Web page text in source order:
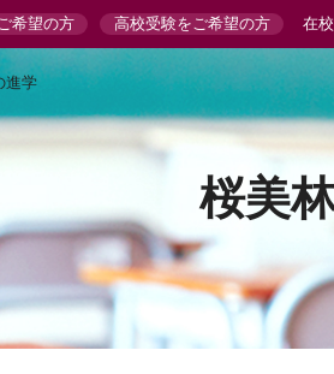
希望の方 高校受験をご希望の方 在
進学
桜美